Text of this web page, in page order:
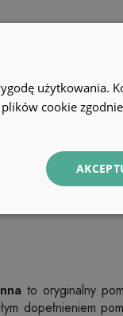
to oryginalny
dopełnieniem
użytkowania.
cookie